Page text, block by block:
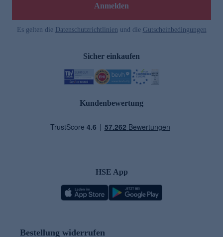
Anmelden
Es gelten die Datenschutzrichtlinien und die Gutscheinbedingungen
Sicher einkaufen
Kundenbewertung
HSE App
Bestellung widerrufen